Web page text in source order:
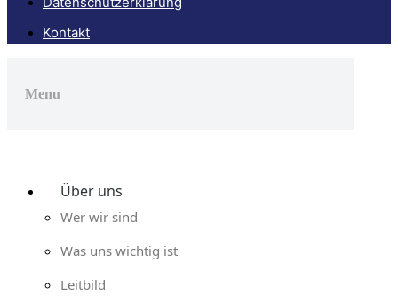
Kontakt
TopMenu
Über uns
Wer wir sind
Was uns wichtig ist
Leitbild